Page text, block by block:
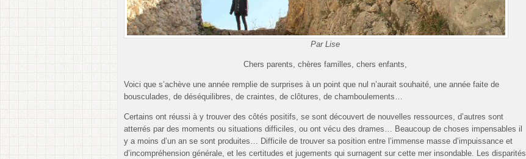
Par Lise
Chers parents, chères familles, chers enfants,
Voici que s’achève une année remplie de surprises à un point que nul n’aurait souhaité, une année faite de
bousculades, de déséquilibres, de craintes, de clôtures, de chamboulements…
Certains ont réussi à y trouver des côtés positifs, se sont découvert de nouvelles ressources, d’autres sont
atterrés par des moments ou situations difficiles, ou ont vécu des drames… Beaucoup de choses impensables il
y a moins d’un an se sont produites… Difficile de trouver sa position entre l’immense masse d’impuissance et
d’incompréhension générale, et les certitudes et jugements qui surnagent sur cette mer insondable. Les disparités